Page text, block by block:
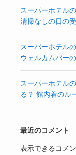
スーパーホテル
清掃なしの日の
スーパーホテル
ウェルカムバー
スーパーホテル
る？ 館内着のル
最近のコメント
表示できるコメ